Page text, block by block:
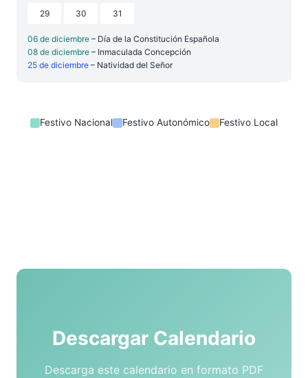
29 30 31
06 de diciembre – Día de la Constitución Española
08 de diciembre – Inmaculada Concepción
25 de diciembre – Natividad del Señor
Festivo Nacional Festivo Autonómico Festivo Local
Descargar Calendario
Descarga este calendario en formato PDF